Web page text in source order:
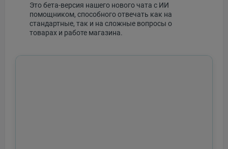
Это бета-версия нашего нового чата с ИИ
помощником, способного отвечать как на
стандартные, так и на сложные вопросы о
товарах и работе магазина.